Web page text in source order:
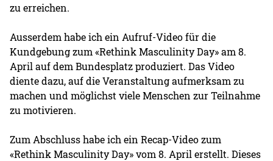
zu erreichen.
Ausserdem habe ich ein Aufruf-Video für die
Kundgebung zum «Rethink Masculinity Day» am 8.
April auf dem Bundesplatz produziert. Das Video
diente dazu, auf die Veranstaltung aufmerksam zu
machen und möglichst viele Menschen zur Teilnahme
zu motivieren.
Zum Abschluss habe ich ein Recap-Video zum
«Rethink Masculinity Day» vom 8. April erstellt. Dieses